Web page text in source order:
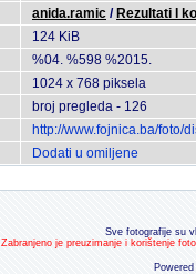
anida.ramic / Rezultati I
124 KiB
%04. %598 %2015.
1024 x 768 piksela
broj pregleda - 126
http://www.fojnica.ba/foto/
Dodati u omiljene
Sve fotografije su
Zabranjeno je preuzimanje i korištenje